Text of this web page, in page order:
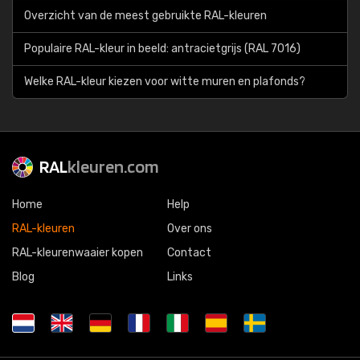
Overzicht van de meest gebruikte RAL-kleuren
Populaire RAL-kleur in beeld: antracietgrijs (RAL 7016)
Welke RAL-kleur kiezen voor witte muren en plafonds?
RALkleuren.com
Home
RAL-kleuren
RAL-kleurenwaaier kopen
Blog
Help
Over ons
Contact
Links